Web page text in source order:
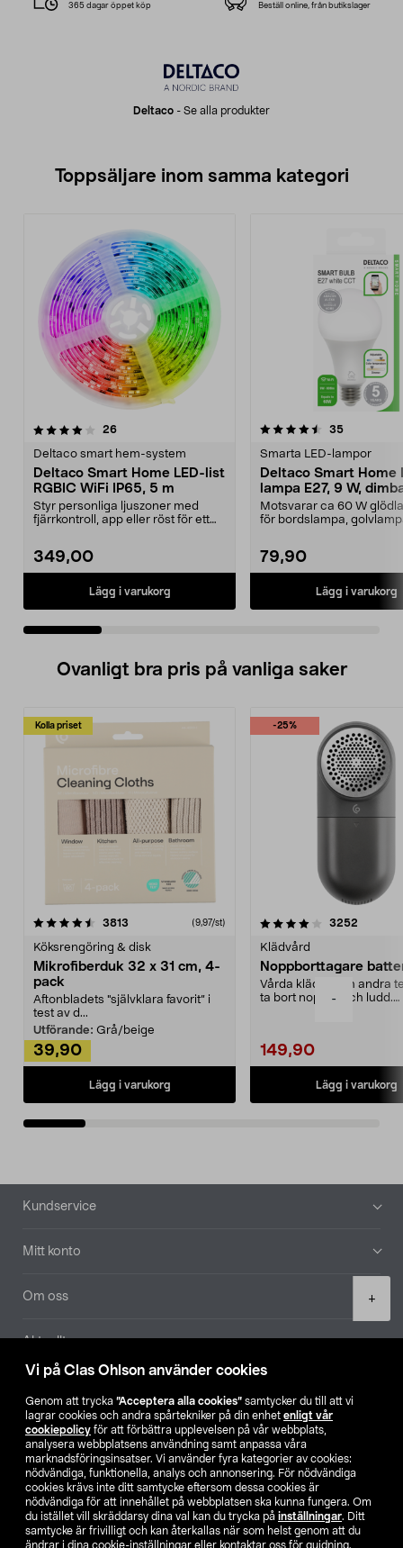
Vi på Clas Ohlson använder cookies
Genom att trycka ”Acceptera alla cookies” samtycker du till att vi
lagrar cookies och andra spårtekniker på din enhet enligt vår
cookiepolicy för att förbättra upplevelsen på vår webbplats,
analysera webbplatsens användning samt anpassa våra
marknadsföringsinsatser. Vi använder fyra kategorier av cookies:
nödvändiga, funktionella, analys och annonsering. För nödvändiga
cookies krävs inte ditt samtycke eftersom dessa cookies är
nödvändiga för att innehållet på webbplatsen ska kunna fungera. Om
du istället vill skräddarsy dina val kan du trycka på inställningar. Ditt
samtycke är frivilligt och kan återkallas när som helst genom att du
ändrar i dina cookie-inställningar eller kontaktar oss för guidning.
-
+
Deltaco - Se alla produkter
365 dagar öppet köp Beställ online, från butikslager
Toppsäljare inom samma kategori
26recensioner
Deltaco smart hem-system
Deltaco Smart Home LED-list
RGBIC WiFi IP65, 5 m
Styr personliga ljuszoner med
fjärrkontroll, app eller röst för ett
349,00
Lägg i varukorg
4.5 av 5 stjärnor 35recensioner
Smarta LED-lampor
Deltaco Smart Home
lampa E27, 9 W,
Motsvarar ca 60 W
för bordslampa,
79,90
Lägg i varukorg
4.5 av 5 stjärnor
Ovanligt bra pris på vanliga saker
Kolla priset
3813 (9,97/st)
Köksrengöring & disk
Mikrofiberduk 32 x 31 cm, 4-
pack
Aftonbladets "självklara favorit” i
test av d...
Utförande: Grå/beige
39,90
Lägg i varukorg
-25%
4.0av 5 stjärnor 3252
Klädvård
Noppborttagare
Vårda kläder och andra
ta bort noppor och ludd.
149,90
Lägg i varukorg
4.5av 5 stjärnor
Sidfot
Kundservice
Mitt konto
Om oss
Aktuellt
Hitta butik
SE NO FI